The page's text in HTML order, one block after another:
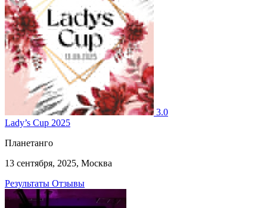
3.0
Lady’s Cup 2025
Планетанго
13 сентября, 2025, Москва
Результаты Отзывы